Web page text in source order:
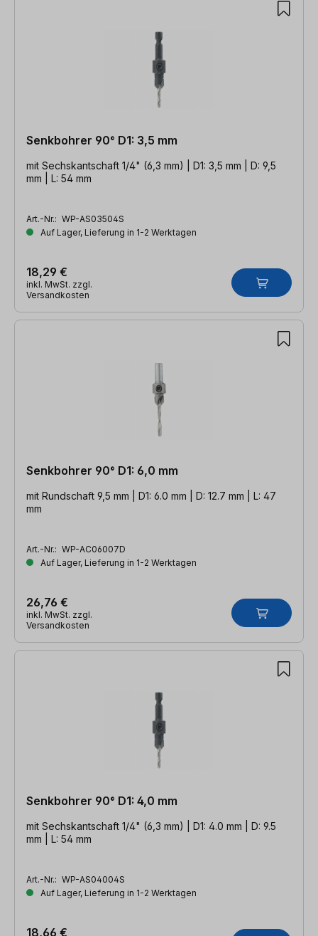
Senkbohrer 90° D1: 3,5 mm
mit Sechskantschaft 1/4" (6,3 mm) | D1: 3,5 mm | D: 9,5
mm | L: 54 mm
Art.-Nr.: WP-AS03504S
Auf Lager, Lieferung in 1-2 Werktagen
18,29 €
inkl. MwSt. zzgl.
Versandkosten
Senkbohrer 90° D1: 6,0 mm
mit Rundschaft 9,5 mm | D1: 6.0 mm | D: 12.7 mm | L: 47
mm
Art.-Nr.: WP-AC06007D
Auf Lager, Lieferung in 1-2 Werktagen
26,76 €
inkl. MwSt. zzgl.
Versandkosten
Senkbohrer 90° D1: 4,0 mm
mit Sechskantschaft 1/4" (6,3 mm) | D1: 4.0 mm | D: 9.5
mm | L: 54 mm
Art.-Nr.: WP-AS04004S
Auf Lager, Lieferung in 1-2 Werktagen
18,66 €